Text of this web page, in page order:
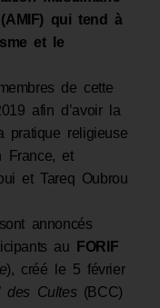
(AMIF) qui tend à
et le
de cette
afin d’avoir la
pratique religieuse
France, et
et Tareq Oubrou
annoncés
au
FORIF
), créé le 5 février
des Cultes (BCC)